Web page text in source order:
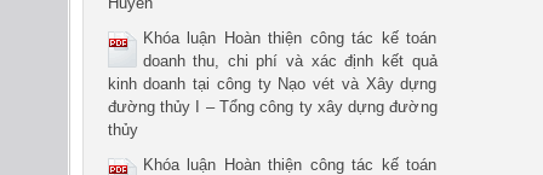
Khóa luận Hoàn thiện công tác kế toán
doanh thu, chi phí và xác định kết quả
kinh doanh tại công ty Nạo vét và Xây dựng
đường thủy I – Tổng công ty xây dựng đường
thủy
Khóa luận Hoàn thiện công tác kế toán